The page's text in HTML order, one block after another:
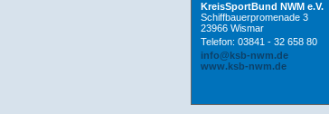
KreisSportBund NWM e.V.
Schiffbauerpromenade 3
23966 Wismar
Telefon: 03841 - 32 658 80
info@ksb-nwm.de
www.ksb-nwm.de